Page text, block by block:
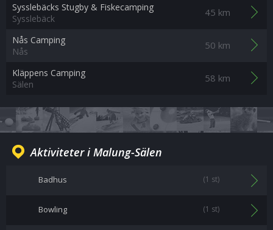
Sysslebäcks Stugby & Fiskecamping
Sysslebäck
45 km
Nås Camping
Nås
50 km
Kläppens Camping
Sälen
58 km
Aktiviteter i Malung-Sälen
Badhus (1 st)
Bowling (1 st)